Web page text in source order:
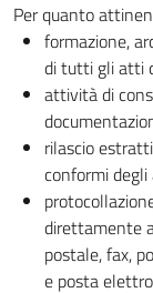
Per quanto
formazione,
di tutti gli atti
attività di
rilascio
conformi
direttamente
postale, fax,
e posta